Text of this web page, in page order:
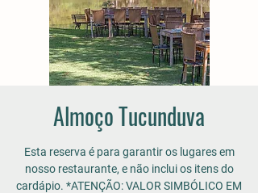
Almoço Tucunduva
Esta reserva é para garantir os lugares em
nosso restaurante, e não inclui os itens do
cardápio. *ATENÇÃO: VALOR SIMBÓLICO EM